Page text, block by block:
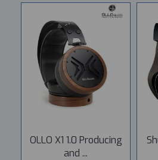
OLLO X1 1.0 Producing
and ...